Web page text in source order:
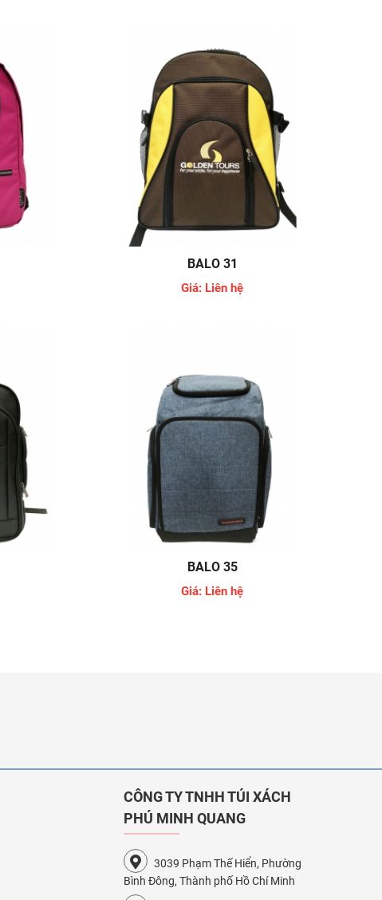
BALO 31
Giá: Liên hệ
BALO 35
Giá: Liên hệ
CÔNG TY TNHH TÚI XÁCH
PHÚ MINH QUANG
3039 Phạm Thế Hiển, Phường
Bình Đông, Thành phố Hồ Chí Minh